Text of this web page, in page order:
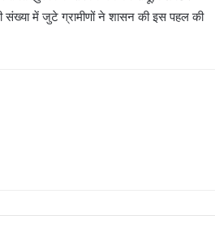
संख्या में जुटे ग्रामीणों ने शासन की इस पहल की